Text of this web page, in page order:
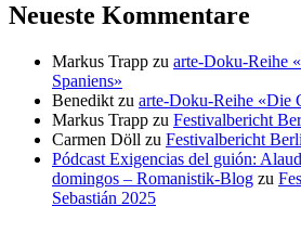
Neueste Kommentare
Markus Trapp zu arte-Doku-Reihe
Spaniens»
Benedikt zu arte-Doku-Reihe «Die
Markus Trapp zu Festivalbericht
Carmen Döll zu Festivalbericht
Pódcast Exigencias del guión:
domingos – Romanistik-Blog zu
Sebastián 2025